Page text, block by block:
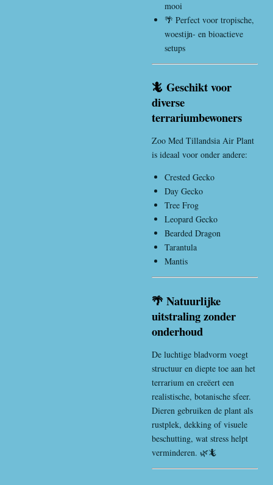
mooi
🌴 Perfect voor tropische,
woestijn- en bioactieve
setups
🦎 Geschikt voor
diverse
terrariumbewoners
Zoo Med Tillandsia Air Plant
is ideaal voor onder andere:
Crested Gecko
Day Gecko
Tree Frog
Leopard Gecko
Bearded Dragon
Tarantula
Mantis
🌴 Natuurlijke
uitstraling zonder
onderhoud
De luchtige bladvorm voegt
structuur en diepte toe aan het
terrarium en creëert een
realistische, botanische sfeer.
Dieren gebruiken de plant als
rustplek, dekking of visuele
beschutting, wat stress helpt
verminderen. 🌿🦎